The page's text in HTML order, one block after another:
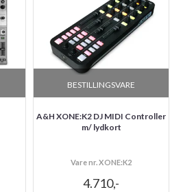
BESTILLINGSVARE
A&H XONE:K2 DJ MIDI Controller
m/ lydkort
Vare nr. XONE:K2
4.710,-